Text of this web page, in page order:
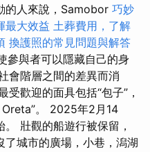
的人來說，Samobor 巧妙
最大效益 土葬費用，了解
換護照的常見問題與解答
參與者可以隱藏自己的身
會階層之間的差異而消
歡迎的面具包括“包子”，
。 2025年2月14
壯觀的船遊行被保留，
城市的廣場，小巷，潟湖